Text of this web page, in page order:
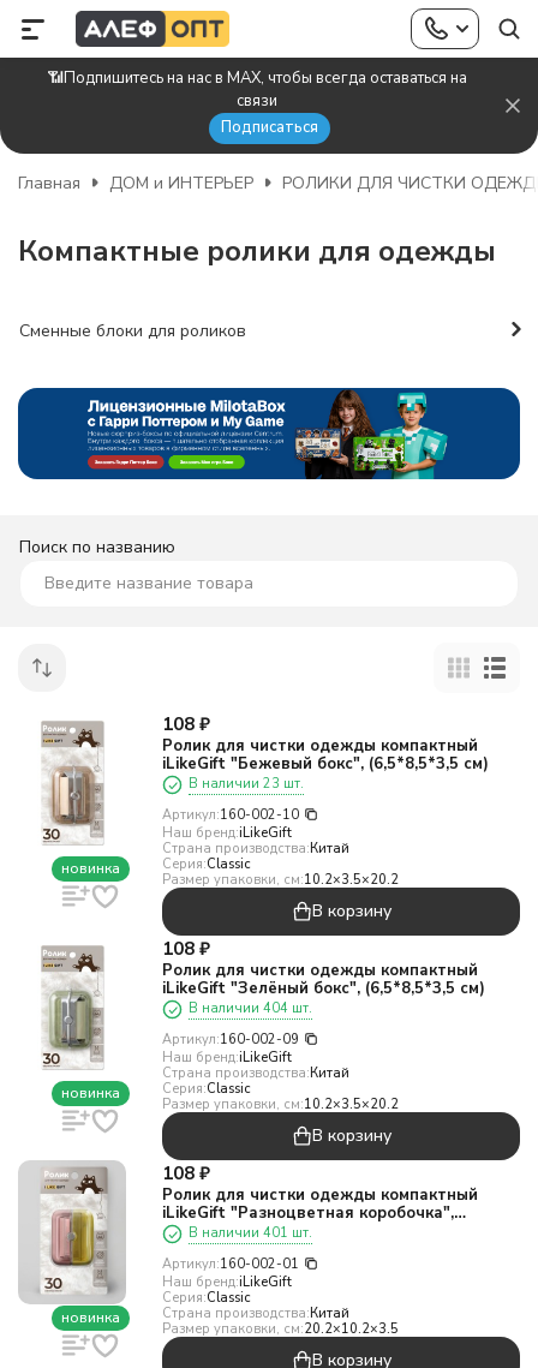
📶Подпишитесь на нас в MAX, чтобы всегда оставаться на
связи
Подписаться
Главная ДОМ и ИНТЕРЬЕР РОЛИКИ ДЛЯ ЧИСТКИ
Компактные ролики для одежды
Сменные блоки для роликов
Поиск по названию
новинка
108 ₽
Ролик для чистки одежды компактный
iLikeGift "Бежевый бокс", (6,5*8,5*3,5 см)
В наличии 23 шт.
Артикул:160-002-10
Наш бренд:iLikeGift
Страна производства:Китай
Серия:Classic
Размер упаковки, см:10.2×3.5×20.2
В корзину
новинка
108 ₽
Ролик для чистки одежды компактный
iLikeGift "Зелёный бокс", (6,5*8,5*3,5 см)
В наличии 404 шт.
Артикул:160-002-09
Наш бренд:iLikeGift
Страна производства:Китай
Серия:Classic
Размер упаковки, см:10.2×3.5×20.2
В корзину
новинка
108 ₽
Ролик для чистки одежды компактный
iLikeGift "Разноцветная коробочка",
(6,5*8,5*3,5 см)
В наличии 401 шт.
Артикул:160-002-01
Наш бренд:iLikeGift
Серия:Classic
Страна производства:Китай
Размер упаковки, см:20.2×10.2×3.5
В корзину